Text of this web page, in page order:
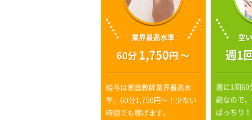
業界最高水準
60分 1,750円 〜
給与は家庭教師業界最高水
準、60分1,750円〜！少ない
時間でも稼げます。
空
週1
週に1回60
能なので
ばっちり！